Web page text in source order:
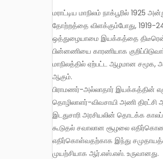
மராட்டிய மாநிலம் நாக்பூரில் 1925 அன்று ஆர்.எஸ்.எஸ் அமைப்பு தொடங்கப்பட்டது. பாசிசத் தன்மைகொண்ட இந்த அமைப்பின்
தோற்றத்தை விளக்கும்போது, 1919-
ஒத்துழையாமை இயக்கத்தை
பின்னணியை காரணியாக
மாநிலத்தில் ஏற்பட்ட ஆழமான
ஆகும்.
பிராமணர்-அல்லாதார் இயக்கத்தின்
தொழிலாளர்-விவசாயி அணி
இடதுசாரி அரசியலின் தொடக்க
கூடுதல் சவாலான சூழலை
எதிர்கொள்வதற்காக இந்து
முயற்சியாக ஆர்.எஸ்.எஸ். உருவானது.